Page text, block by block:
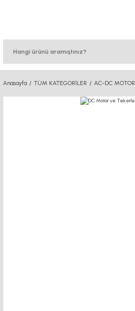
Anasayfa TÜM KATEGORİLER AC-DC MOTOR